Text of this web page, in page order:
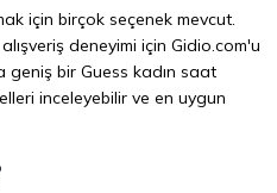
için birçok seçenek mevcut.
deneyimi için Gidio.com'u
geniş bir Guess kadın saat
inceleyebilir ve en uygun